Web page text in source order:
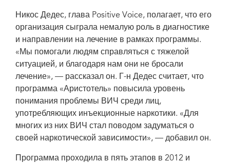
Никос Дедес, глава Positive Voice, полагает, что его
организация сыграла немалую роль в диагностике
и направлении на лечение в рамках программы.
«Мы помогали людям справляться с тяжелой
ситуацией, и благодаря нам они не бросали
лечение», — рассказал он. Г-н Дедес считает, что
программа «Аристотель» повысила уровень
понимания проблемы ВИЧ среди лиц,
употребляющих инъекционные наркотики. «Для
многих из них ВИЧ стал поводом задуматься о
своей наркотической зависимости», — добавил он.
Программа проходила в пять этапов в 2012 и